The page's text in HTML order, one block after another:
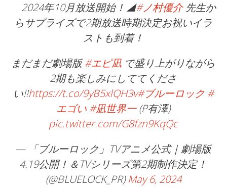
2024年10月放送開始！◢#ノ村優介先生か
らサプライズで2期放送時期決定お祝いイラ
ストも到着！
まだまだ劇場版#エピ凪 で盛り上がりながら
2期も楽しみにしててくださ
い!!https://t.co/9yB5xlQH3v#ブルーロック #
エゴい #凪世界一(P有澤)
pic.twitter.com/G8fzn9KqQc
— 「ブルーロック」TVアニメ公式｜劇場版
4.19公開！＆TVシリーズ第2期制作決定！
(@BLUELOCK_PR)May 6, 2024